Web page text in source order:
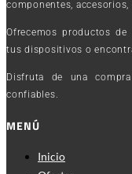
componentes,
Ofrecemos productos de
tus dispositivos o
Disfruta de una
confiables.
MENÚ
Inicio